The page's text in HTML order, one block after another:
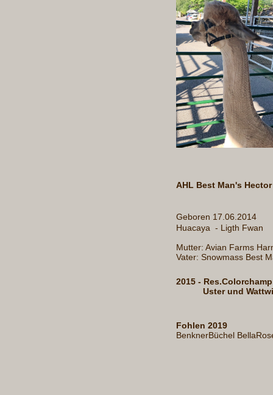
AHL Best Man's Hector
Geboren 17.06.2014
Huacaya - Ligth Fwan
Mutter: Avian Farms
Vater: Snowmass Best
2015 -
Uster und
Fohlen 2019
BenknerBüchel